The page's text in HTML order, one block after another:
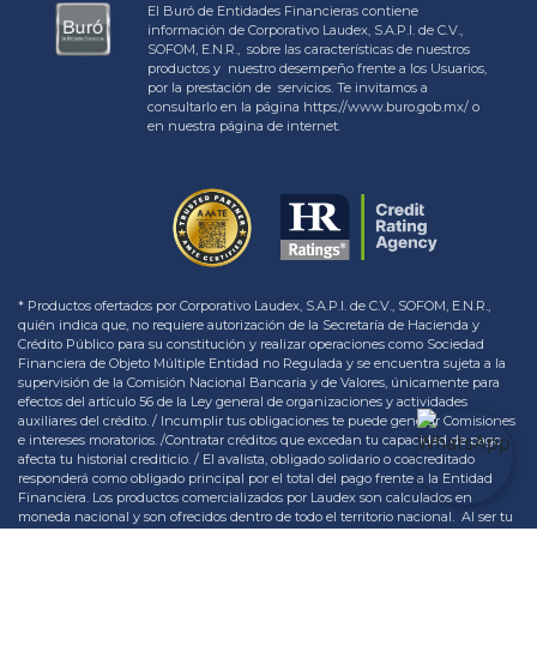
El Buró de Entidades Financieras contiene
información de Corporativo Laudex, S.A.P.I. de C.V.,
SOFOM, E.N.R., sobre las características de nuestros
productos y nuestro desempeño frente a los Usuarios,
por la prestación de servicios. Te invitamos a
consultarlo en la página https://www.buro.gob.mx/ o
en nuestra página de internet.
* Productos ofertados por Corporativo Laudex, S.A.P.I. de C.V., SOFOM, E.N.R.,
quién indica que, no requiere autorización de la Secretaría de Hacienda y
Crédito Público para su constitución y realizar operaciones como Sociedad
Financiera de Objeto Múltiple Entidad no Regulada y se encuentra sujeta a la
supervisión de la Comisión Nacional Bancaria y de Valores, únicamente para
efectos del artículo 56 de la Ley general de organizaciones y actividades
auxiliares del crédito. / Incumplir tus obligaciones te puede generar Comisiones
e intereses moratorios. /Contratar créditos que excedan tu capacidad de pago
afecta tu historial crediticio. / El avalista, obligado solidario o coacreditado
responderá como obligado principal por el total del pago frente a la Entidad
Financiera. Los productos comercializados por Laudex son calculados en
moneda nacional y son ofrecidos dentro de todo el territorio nacional. Al ser tu